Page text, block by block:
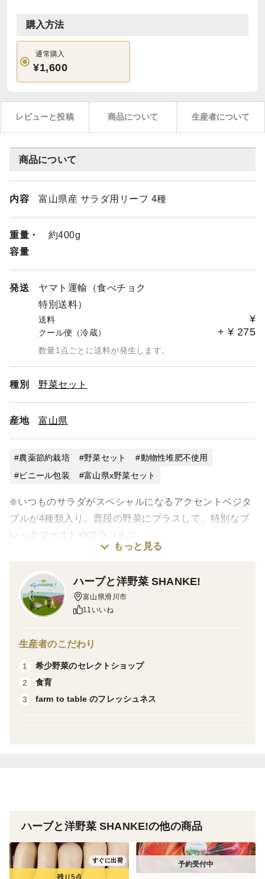
購入方法
通常購入
¥1,600
レビューと投稿 商品について 生産者について
商品について
内容 富山県産 サラダ用リーフ 4種
重量・
容量
約400g
発送
ヤマト運輸（食べチョク
特別送料）
送料 ¥
クール便（冷蔵） + ¥ 275
数量1点ごとに送料が発生します。
種別 野菜セット
産地 富山県
農薬節約栽培 野菜セット
動物性堆肥不使用
ビニール包装
富山県x野菜セット
❇️いつものサラダがスペシャルになるアクセントベジタ
ブルが4種類入り。普段の野菜にプラスして、特別なブ
レックファストやブランチに
・ルッコラまたはセルバチコ
・フランスほうれん草
・トレビス
・レッドケール
などより4種類
※予告なく内容が一部変更になる場合があります。
梱包：OPP袋
もっと見る
ハーブと洋野菜 SHANKE!
富山県滑川市
11いいね
生産者のこだわり
1
希少野菜のセレクトショップ
2
食育
3
farm to table のフレッシュネス
ハーブと洋野菜 SHANKE!の他の商品
すぐに出荷